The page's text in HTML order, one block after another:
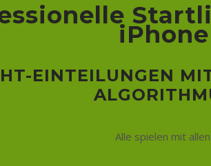
iPhone
EINTEILUNGEN
Alle spielen mit